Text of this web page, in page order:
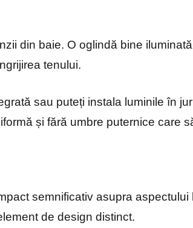
din baie. O oglindă bine
tenului.
sau puteți instala luminile în
și fără umbre puternice care
semnificativ asupra aspectului
de design distinct.